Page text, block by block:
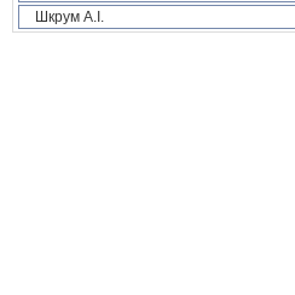
Шкрум А.І.